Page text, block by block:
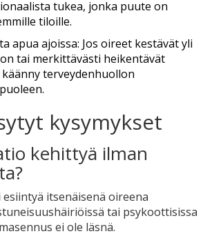
tukea, jonka puute on
tiloille.
apua ajoissa: Jos oireet kestävät yli
tai merkittävästi heikentävät
terveydenhuollon
kysymykset
kehittyä ilman
itsenäisenä oireena
tai psykoottisissa
ei ole läsnä.